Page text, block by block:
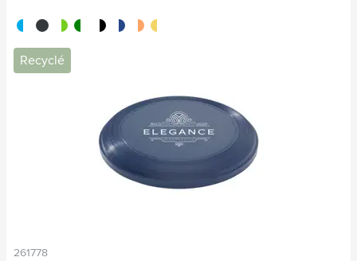
blanc/bleu
noir blanc/rouge
blanc/vertblanc/noirblanc/bleu foncé
blanc/orange
blanc/jaune
Recyclé
261778